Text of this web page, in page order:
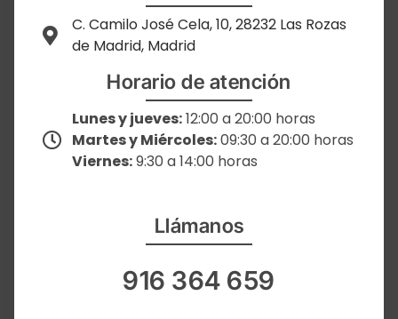
C. Camilo José Cela, 10, 28232 Las Rozas
de Madrid, Madrid
Horario de atención
Lunes y jueves:12:00 a 20:00 horas
Martes y Miércoles:09:30 a 20:00 horas
Viernes:9:30 a 14:00 horas
Llámanos
916 364 659